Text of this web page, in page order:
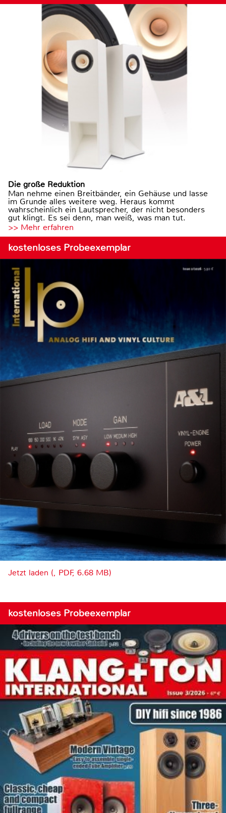
Die große Reduktion
Man nehme einen Breitbänder, ein Gehäuse und lasse
im Grunde alles weitere weg. Heraus kommt
wahrscheinlich ein Lautsprecher, der nicht besonders
gut klingt. Es sei denn, man weiß, was man tut.
>> Mehr erfahren
kostenloses Probeexemplar
Jetzt laden (, PDF, 6.68 MB)
kostenloses Probeexemplar